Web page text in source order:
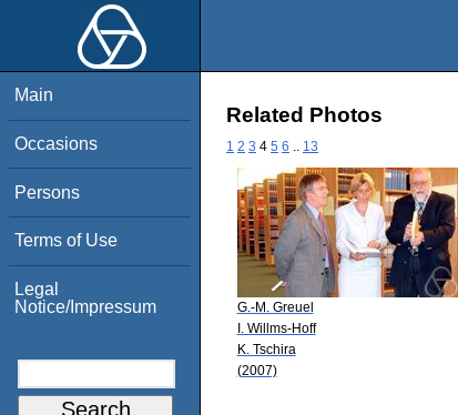
Main
Occasions
Persons
Terms of Use
Legal
Notice/Impressum
Related Photos
1 2 3 4 5 6 13
G.-M. Greuel
I. Willms-Hoff
K. Tschira
(2007)